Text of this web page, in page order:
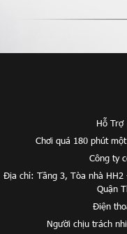
Hỗ Trợ
Chơi quá 180 phút
Công ty
Địa chỉ: Tầng 3, Tòa nhà HH2
Quận
Điện
Người chịu trách